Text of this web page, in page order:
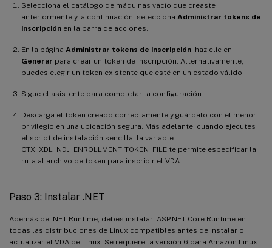
Selecciona el catálogo de máquinas vacío que creaste
anteriormente y, a continuación, selecciona Administrar tokens de
inscripción en la barra de acciones.
En la página Administrar tokens de inscripción , haz clic en
Generar para crear un token de inscripción. Alternativamente,
puedes elegir un token existente que esté en un estado válido.
Sigue el asistente para completar la configuración.
Descarga el token creado correctamente y guárdalo con el menor
privilegio en una ubicación segura. Más adelante, cuando ejecutes
el script de instalación sencilla, la variable
CTX_XDL_NDJ_ENROLLMENT_TOKEN_FILE te permite especificar la
ruta al archivo de token para inscribir el VDA.
Paso 3: Instalar .NET
Además de .NET Runtime, debes instalar .ASP.NET Core Runtime en
todas las distribuciones de Linux compatibles antes de instalar o
actualizar el VDA de Linux. Se requiere la versión 6 para Amazon Linux